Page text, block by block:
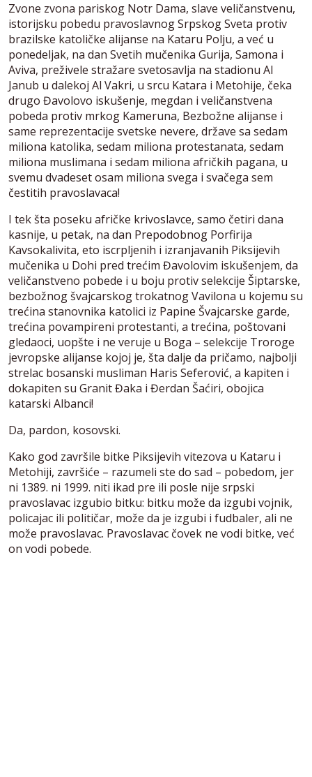
Zvone zvona pariskog Notr Dama, slave veličanstvenu,
istorijsku pobedu pravoslavnog Srpskog Sveta protiv
brazilske katoličke alijanse na Kataru Polju, a već u
ponedeljak, na dan Svetih mučenika Gurija, Samona i
Aviva, preživele stražare svetosavlja na stadionu Al
Janub u dalekoj Al Vakri, u srcu Katara i Metohije, čeka
drugo Đavolovo iskušenje, megdan i veličanstvena
pobeda protiv mrkog Kameruna, Bezbožne alijanse i
same reprezentacije svetske nevere, države sa sedam
miliona katolika, sedam miliona protestanata, sedam
miliona muslimana i sedam miliona afričkih pagana, u
svemu dvadeset osam miliona svega i svačega sem
čestitih pravoslavaca!
I tek šta poseku afričke krivoslavce, samo četiri dana
kasnije, u petak, na dan Prepodobnog Porfirija
Kavsokalivita, eto iscrpljenih i izranjavanih Piksijevih
mučenika u Dohi pred trećim Đavolovim iskušenjem, da
veličanstveno pobede i u boju protiv selekcije Šiptarske,
bezbožnog švajcarskog trokatnog Vavilona u kojemu su
trećina stanovnika katolici iz Papine Švajcarske garde,
trećina povampireni protestanti, a trećina, poštovani
gledaoci, uopšte i ne veruje u Boga – selekcije Troroge
jevropske alijanse kojoj je, šta dalje da pričamo, najbolji
strelac bosanski musliman Haris Seferović, a kapiten i
dokapiten su Granit Đaka i Đerdan Šaćiri, obojica
katarski Albanci!
Da, pardon, kosovski.
Kako god završile bitke Piksijevih vitezova u Kataru i
Metohiji, završiće – razumeli ste do sad – pobedom, jer
ni 1389. ni 1999. niti ikad pre ili posle nije srpski
pravoslavac izgubio bitku: bitku može da izgubi vojnik,
policajac ili političar, može da je izgubi i fudbaler, ali ne
može pravoslavac. Pravoslavac čovek ne vodi bitke, već
on vodi pobede.